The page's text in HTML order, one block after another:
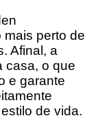
perto de
Afinal, a
casa, o que
e garante
de vida.